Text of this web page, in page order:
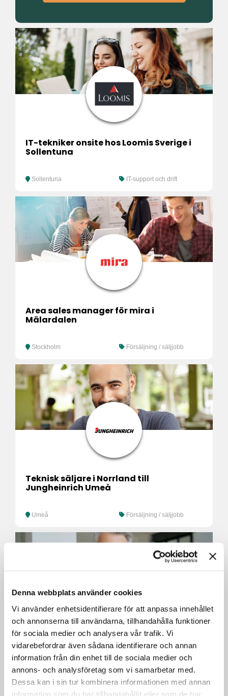
Denna webbplats använder cookies
Vi använder enhetsidentifierare för att anpassa innehållet
och annonserna till användarna, tillhandahålla funktioner
för sociala medier och analysera vår trafik. Vi
vidarebefordrar även sådana identifierare och annan
information från din enhet till de sociala medier och
annons- och analysföretag som vi samarbetar med.
Dessa kan i sin tur kombinera informationen med annan
information som du har tillhandahållit eller som de har
IT-tekniker onsite hos Loomis Sverige i
Sollentuna
Sollentuna IT-support och drift
Area sales manager för mira i
Mälardalen
Stockholm Försäljning / säljjobb
Teknisk säljare i Norrland till
Jungheinrich Umeå
Umeå Försäljning / säljjobb
Senior account manager till
Jungheinrich Östersund
Östersund Försäljning / säljjobb